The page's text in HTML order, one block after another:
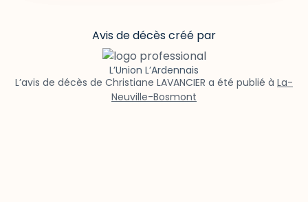
Avis de décès créé par
L’Union L’Ardennais
L’avis de décès de Christiane LAVANCIER a été publié à La-
Neuville-Bosmont